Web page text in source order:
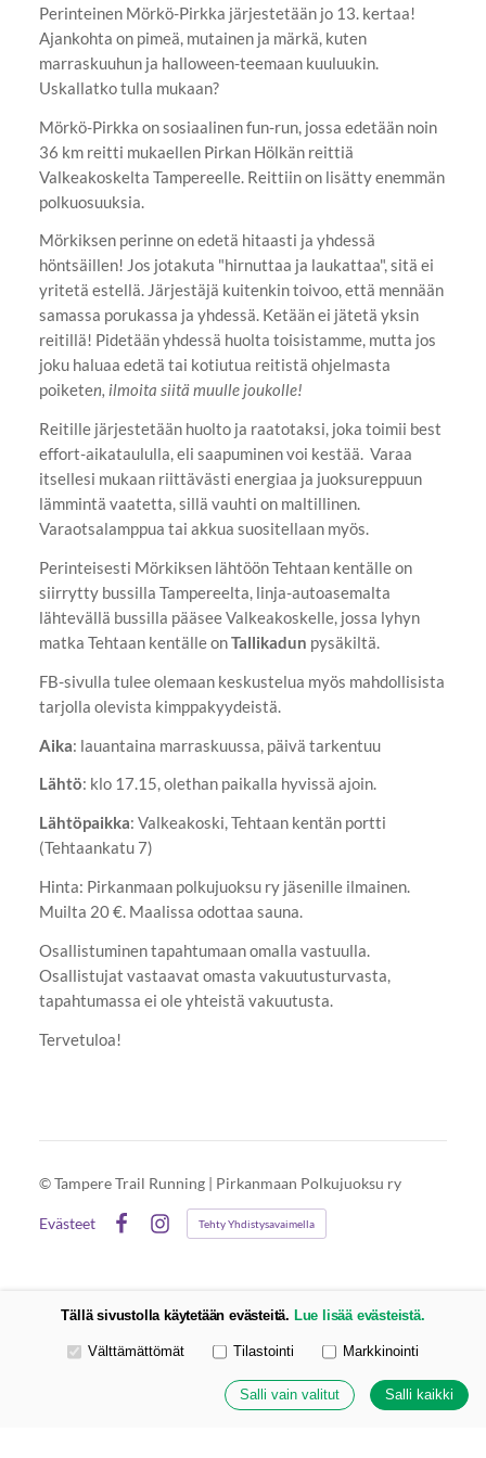
Perinteinen Mörkö-Pirkka järjestetään jo 13. kertaa!
Ajankohta on pimeä, mutainen ja märkä, kuten
marraskuuhun ja halloween-teemaan kuuluukin.
Uskallatko tulla mukaan?
Mörkö-Pirkka on sosiaalinen fun-run, jossa edetään noin
36 km reitti mukaellen Pirkan Hölkän reittiä
Valkeakoskelta Tampereelle. Reittiin on lisätty enemmän
polkuosuuksia.
Mörkiksen perinne on edetä hitaasti ja yhdessä
höntsäillen! Jos jotakuta "hirnuttaa ja laukattaa", sitä ei
yritetä estellä. Järjestäjä kuitenkin toivoo, että mennään
samassa porukassa ja yhdessä. Ketään ei jätetä yksin
reitillä! Pidetään yhdessä huolta toisistamme, mutta jos
joku haluaa edetä tai kotiutua reitistä ohjelmasta
poiketen, ilmoita siitä muulle joukolle!
Reitille järjestetään huolto ja raatotaksi, joka toimii best
effort-aikataululla, eli saapuminen voi kestää. Varaa
itsellesi mukaan riittävästi energiaa ja juoksureppuun
lämmintä vaatetta, sillä vauhti on maltillinen.
Varaotsalamppua tai akkua suositellaan myös.
Perinteisesti Mörkiksen lähtöön Tehtaan kentälle on
siirrytty bussilla Tampereelta, linja-autoasemalta
lähtevällä bussilla pääsee Valkeakoskelle, jossa lyhyn
matka Tehtaan kentälle onTallikadun pysäkiltä.
FB-sivulla tulee olemaan keskustelua myös mahdollisista
tarjolla olevista kimppakyydeistä.
Aika: lauantaina marraskuussa, päivä tarkentuu
Lähtö: klo 17.15, olethan paikalla hyvissä ajoin.
Lähtöpaikka: Valkeakoski, Tehtaan kentän portti
(Tehtaankatu 7)
Hinta: Pirkanmaan polkujuoksu ry jäsenille ilmainen.
Muilta 20 €. Maalissa odottaa sauna.
Osallistuminen tapahtumaan omalla vastuulla.
Osallistujat vastaavat omasta vakuutusturvasta,
tapahtumassa ei ole yhteistä vakuutusta.
Tervetuloa!
©Tampere Trail Running | Pirkanmaan Polkujuoksu ry
Evästeet
Instagram
Tehty Yhdistysavaimella
Tällä sivustolla käytetään evästeitä. Lue lisää evästeistä.
Valitse käytettävät evästeet
Välttämättömät Tilastointi Markkinointi
Salli vain valitut Salli kaikki